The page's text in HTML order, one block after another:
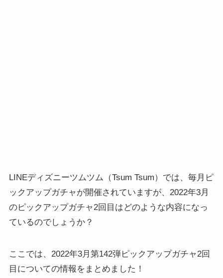
LINEディズニーツムツム（Tsum Tsum）では、毎月ピ
ックアップガチャが開催されていますが、2022年3月
のピックアップガチャ2回目はどのような内容になっ
ているのでしょうか？
ここでは、2022年3月第142弾ピックアップガチャ2回
目についての情報をまとめました！